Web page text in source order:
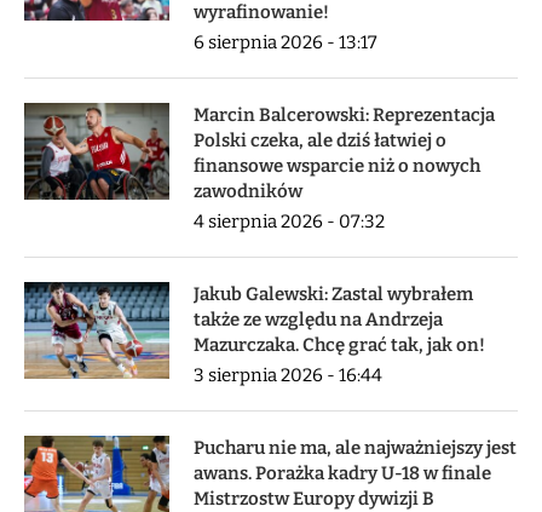
wyrafinowanie!
6 sierpnia 2026 - 13:17
Marcin Balcerowski: Reprezentacja
Polski czeka, ale dziś łatwiej o
finansowe wsparcie niż o nowych
zawodników
4 sierpnia 2026 - 07:32
Jakub Galewski: Zastal wybrałem
także ze względu na Andrzeja
Mazurczaka. Chcę grać tak, jak on!
3 sierpnia 2026 - 16:44
Pucharu nie ma, ale najważniejszy jest
awans. Porażka kadry U-18 w finale
Mistrzostw Europy dywizji B